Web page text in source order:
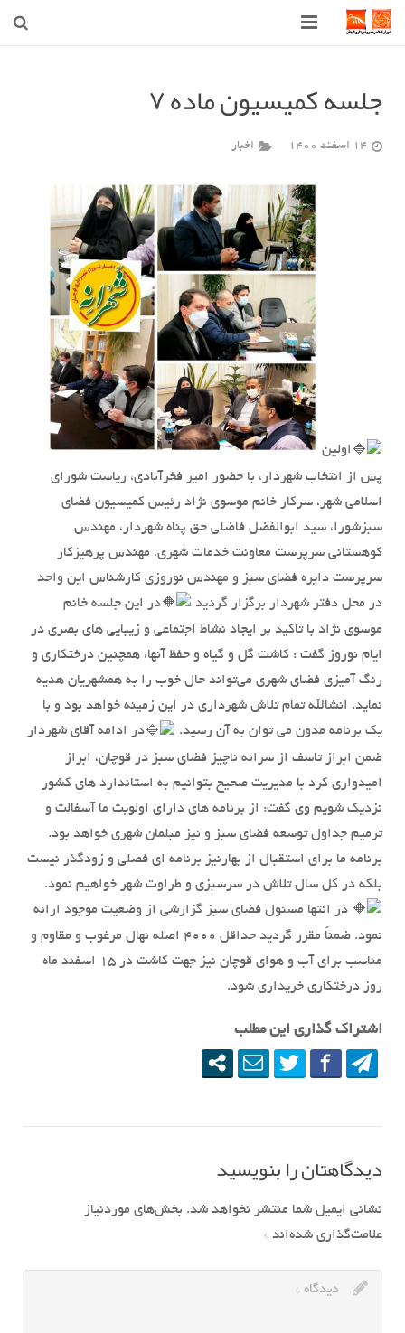
شهرداری
شورای اسلامی شهر قوچان
جلسه کمیسیون ماده ۷
14 اسفند 1400 اخبار
اولین
پس از انتخاب شهردار، با حضور امیر فخرآبادی، ریاست شورای
اسلامی شهر، سرکار خانم موسوی نژاد رئیس کمیسیون فضای
سبزشورا، سید ابوالفضل فاضلی حق پناه شهردار، مهندس
کوهستانی سرپرست معاونت خدمات شهری، مهندس پرهیزکار
سرپرست دایره فضای سبز و مهندس نوروزی کارشناس این واحد
در محل دفتر شهردار برگزار گردید
در این جلسه خانم
موسوی نژاد با تاکید بر ایجاد نشاط اجتماعی و زیبایی های بصری در
ایام نوروز گفت : کاشت گل و گیاه و حفظ آنها، همچنین درختکاری و
رنگ آمیزی فضای شهری می‌تواند حال خوب را به همشهریان هدیه
نماید. انشالله تمام تلاش شهرداری در این زمینه خواهد بود و با
یک برنامه مدون می توان به آن رسید.
در ادامه آقای شهردار
ضمن ابراز تاسف از سرانه ناچیز فضای سبز در قوچان، ابراز
امیدواری کرد با مدیریت صحیح بتوانیم به استاندارد های کشور
نزدیک شویم وی گفت: از برنامه های دارای اولویت ما آسفالت و
ترمیم جداول توسعه فضای سبز و نیز مبلمان شهری خواهد بود.
برنامه ما برای استقبال از بهارنیز برنامه ای فصلی و زودگذر نیست
بلکه در کل سال تلاش در سرسبزی و طراوت شهر خواهیم نمود.
در انتها مسئول فضای سبز گزارشی از وضعیت موجود ارائه
نمود. ضمناً مقرر گردید حداقل ۴۰۰۰ اصله نهال مرغوب و مقاوم و
مناسب برای آب و هوای قوچان نیز جهت کاشت در ۱۵ اسفند ماه
روز درختکاری خریداری شود.
اشتراک گذاری این مطلب
دیدگاهتان را بنویسید
نشانی ایمیل شما منتشر نخواهد شد. بخش‌های موردنیاز
علامت‌گذاری شده‌اند *